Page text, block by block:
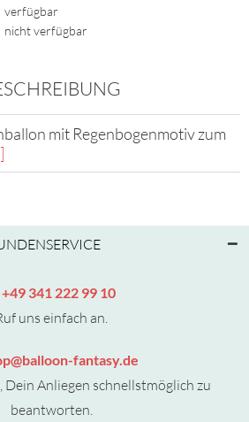
verfügbar
nicht verfügbar
mit Regenbogenmotiv zum
341 222 99 10
uns einfach an.
fantasy.de
Dein Anliegen schnellstmöglich zu
beantworten.